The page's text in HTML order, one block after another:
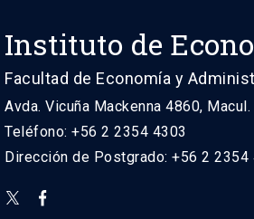
Instituto de
Facultad de Economía y
Avda. Vicuña Mackenna 4860,
Teléfono: +56 2 2354 4303
Dirección de Postgrado: +56 2 2354